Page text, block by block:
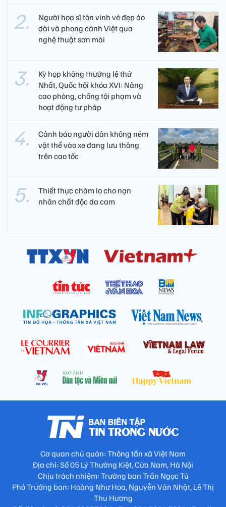
Người họa sĩ tôn vinh vẻ đẹp áo
dài và phong cảnh Việt qua
nghệ thuật sơn mài
Kỳ họp không thường lệ thứ
Nhất, Quốc hội khóa XVI: Nâng
cao phòng, chống tội phạm và
hoạt động tư pháp
Cảnh báo người dân không ném
vật thể vào xe đang lưu thông
trên cao tốc
Thiết thực chăm lo cho nạn
nhân chất độc da cam
Cơ quan chủ quản: Thông tấn xã Việt Nam
Địa chỉ: Số 05 Lý Thường Kiệt, Cửa Nam, Hà Nội
Chịu trách nhiệm: Trưởng ban Trần Ngọc Tú
Phó Trưởng ban: Hoàng Như Hoa, Nguyễn Văn Nhật, Lê Thị
Thu Hương